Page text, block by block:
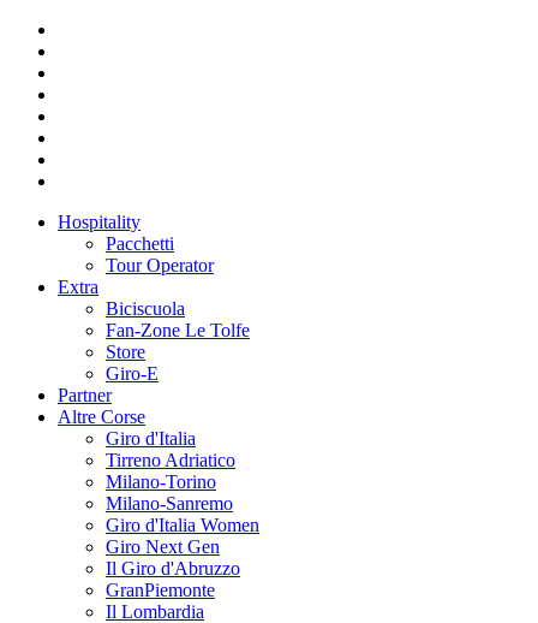
Hospitality
Pacchetti
Tour Operator
Extra
Biciscuola
Fan-Zone Le Tolfe
Store
Giro-E
Partner
Altre Corse
Giro d'Italia
Tirreno Adriatico
Milano-Torino
Milano-Sanremo
Giro d'Italia Women
Giro Next Gen
Il Giro d'Abruzzo
GranPiemonte
Il Lombardia